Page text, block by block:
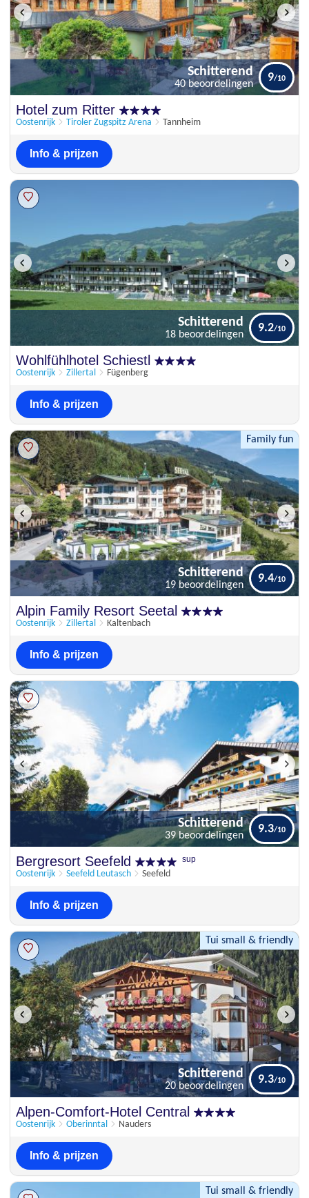
40 beoordelingen
Hotel zum Ritter
Oostenrijk Tiroler Zugspitz Arena Tannheim
Schitterend
40 beoordelingen
9
Info & prijzen
Schitterend
Wohlfühlhotel Schiestl
Oostenrijk Zillertal Fügenberg
Schitterend
18 beoordelingen
9.2
Info & prijzen
Family fun
Schitterend
Alpin Family Resort Seetal
Oostenrijk Zillertal Kaltenbach
Schitterend
19 beoordelingen
9.4
Info & prijzen
Schitterend
39 beoordelingen
Bergresort Seefeld sup
Oostenrijk Seefeld Leutasch Seefeld
Schitterend
39 beoordelingen
9.3
Info & prijzen
Tui small & friendly
Schitterend
Alpen-Comfort-Hotel Central
Oostenrijk Oberinntal Nauders
Schitterend
20 beoordelingen
9.3
Info & prijzen
Tui small & friendly